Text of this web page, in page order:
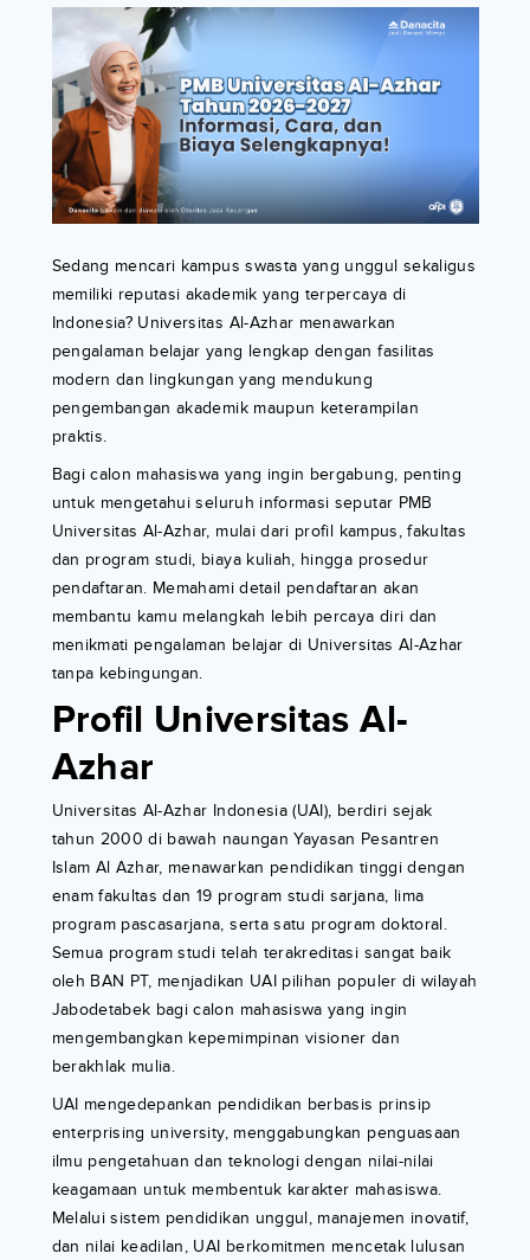
Sedang mencari kampus swasta yang unggul sekaligus
memiliki reputasi akademik yang terpercaya di
Indonesia? Universitas Al-Azhar menawarkan
pengalaman belajar yang lengkap dengan fasilitas
modern dan lingkungan yang mendukung
pengembangan akademik maupun keterampilan
praktis.
Bagi calon mahasiswa yang ingin bergabung, penting
untuk mengetahui seluruh informasi seputar PMB
Universitas Al-Azhar, mulai dari profil kampus, fakultas
dan program studi, biaya kuliah, hingga prosedur
pendaftaran. Memahami detail pendaftaran akan
membantu kamu melangkah lebih percaya diri dan
menikmati pengalaman belajar di Universitas Al-Azhar
tanpa kebingungan.
Profil Universitas Al-
Azhar
Universitas Al-Azhar Indonesia (UAI), berdiri sejak
tahun 2000 di bawah naungan Yayasan Pesantren
Islam Al Azhar, menawarkan pendidikan tinggi dengan
enam fakultas dan 19 program studi sarjana, lima
program pascasarjana, serta satu program doktoral.
Semua program studi telah terakreditasi sangat baik
oleh BAN PT, menjadikan UAI pilihan populer di wilayah
Jabodetabek bagi calon mahasiswa yang ingin
mengembangkan kepemimpinan visioner dan
berakhlak mulia.
UAI mengedepankan pendidikan berbasis prinsip
enterprising university, menggabungkan penguasaan
ilmu pengetahuan dan teknologi dengan nilai-nilai
keagamaan untuk membentuk karakter mahasiswa.
Melalui sistem pendidikan unggul, manajemen inovatif,
dan nilai keadilan, UAI berkomitmen mencetak lulusan